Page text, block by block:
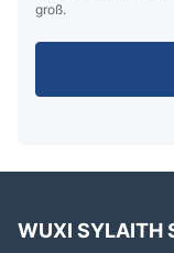
groß.
WUXI SYLAITH